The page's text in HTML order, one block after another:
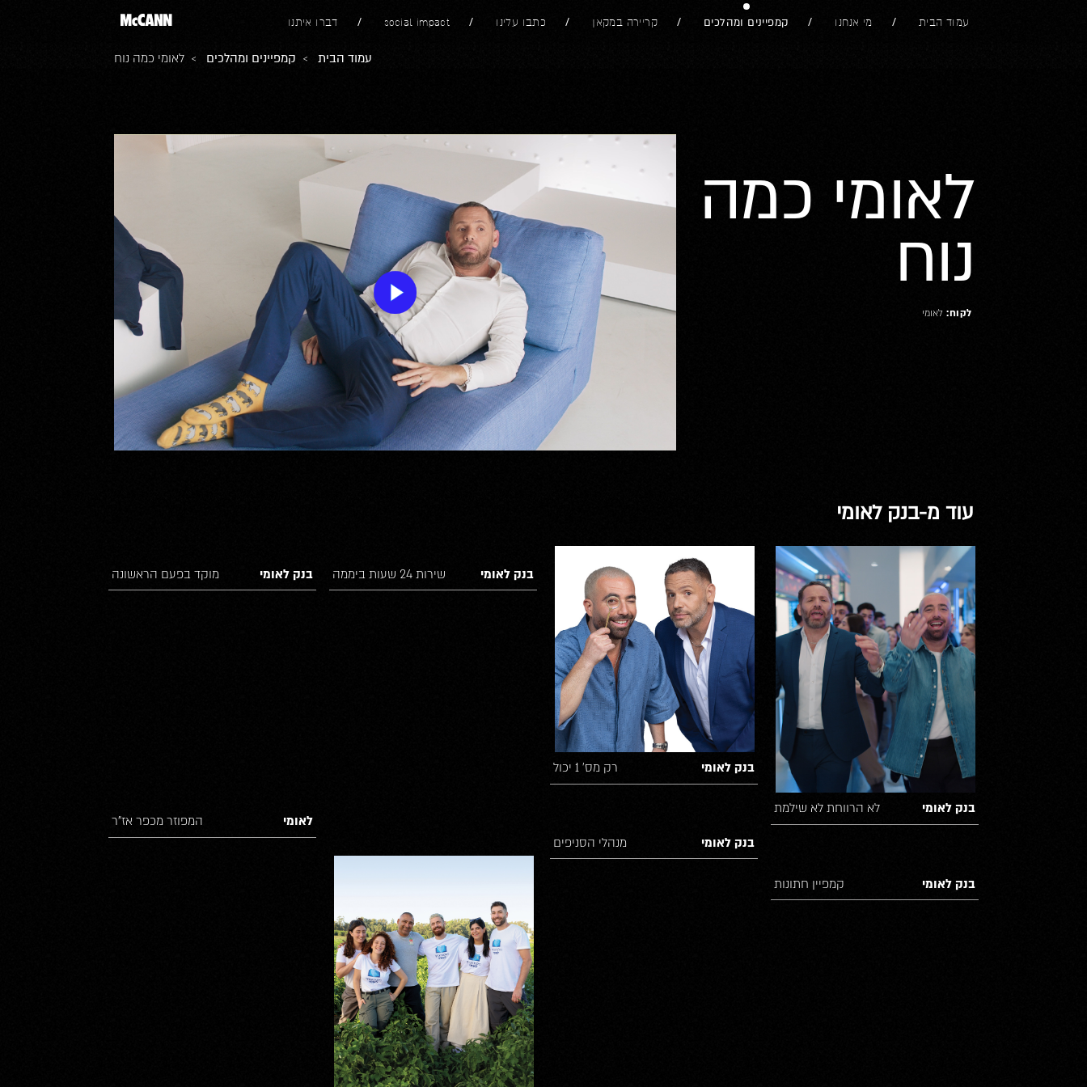
עמוד הבית מי אנחנו קמפיינים ומהלכים קריירה במקאן כתבו עלינו social impact דברו איתנו
עמוד הבית> קמפיינים ומהלכים > לאומי כמה נוח
לאומי כמה
נוח
לקוח:לאומי
עוד מ-בנק לאומי
בנק לאומי לא הרווחת לא שילמת
בנק לאומי רק מס’ 1 יכול
בנק לאומי שירות 24 שעות ביממה בנק לאומי מוקד בפעם הראשונה
בנק לאומי קמפיין חתונות
בנק לאומי מנהלי הסניפים
לאומי המפוזר מכפר אז”ר